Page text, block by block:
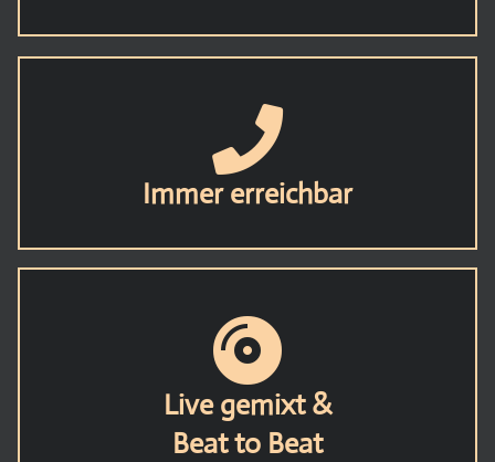
Immer erreichbar
Live gemixt &
Beat to Beat